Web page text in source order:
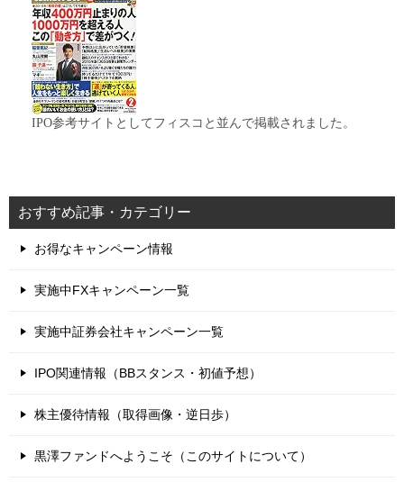
IPO参考サイトとしてフィスコと並んで掲載されました。
おすすめ記事・カテゴリー
お得なキャンペーン情報
実施中FXキャンペーン一覧
実施中証券会社キャンペーン一覧
IPO関連情報（BBスタンス・初値予想）
株主優待情報（取得画像・逆日歩）
黒澤ファンドへようこそ（このサイトについて）